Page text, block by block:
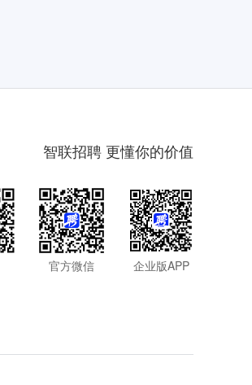
智联招聘 更懂你的价值
官方微信 企业版APP